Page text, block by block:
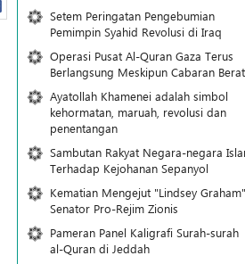
Setem Peringatan Pengebumian
Pemimpin Syahid Revolusi di Iraq
Operasi Pusat Al-Quran Gaza Terus
Berlangsung Meskipun Cabaran Berat
Ayatollah Khamenei adalah simbol
kehormatan, maruah, revolusi dan
penentangan
Sambutan Rakyat Negara-negara
Terhadap Kejohanan Sepanyol
Kematian Mengejut "Lindsey Graham",
Senator Pro-Rejim Zionis
Pameran Panel Kaligrafi Surah-surah
al-Quran di Jeddah